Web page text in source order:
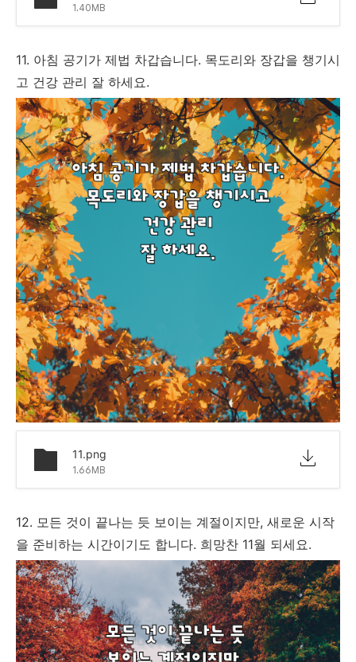
1.40MB
11. 아침 공기가 제법 차갑습니다. 목도리와 장갑을 챙기시
고 건강 관리 잘 하세요.
11.png
1.66MB
12. 모든 것이 끝나는 듯 보이는 계절이지만, 새로운 시작
을 준비하는 시간이기도 합니다. 희망찬 11월 되세요.